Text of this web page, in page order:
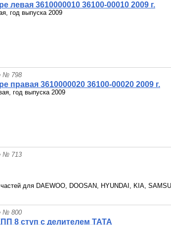
левая 3610000010 36100-00010 2009 г.
год выпуска 2009
№ 798
правая 3610000020 36100-00020 2009 г.
год выпуска 2009
№ 713
для DAEWOO, DOOSAN, HYUNDAI, KIA,
№ 800
8 ступ с делителем TATA